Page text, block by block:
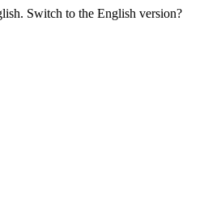
Switch to the English version?